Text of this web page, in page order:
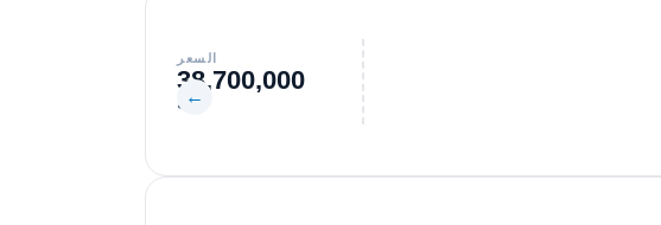
السعر
38,700,000
جنيه
←